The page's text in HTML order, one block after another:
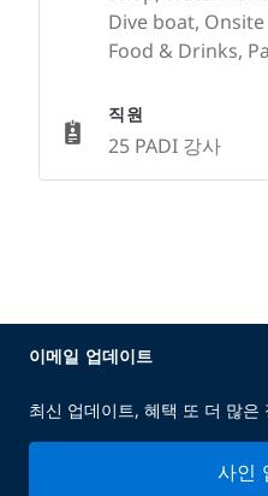
Dive boat,
Food & Drinks,
직원
25 PADI 강사
이메일 업데이트
최신 업데이트, 혜택 또 더 많
사인